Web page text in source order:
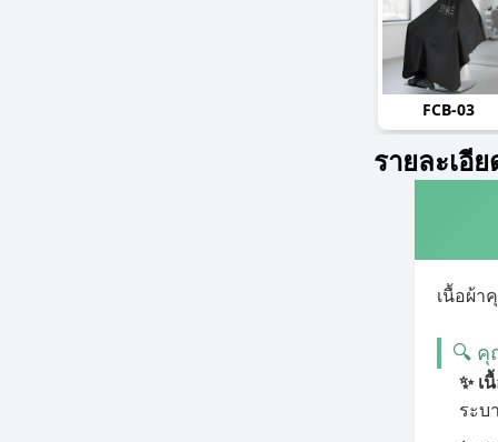
FCB-03
รายละเอี
เนื้อผ้า
🔍
✨ เ
ระบ